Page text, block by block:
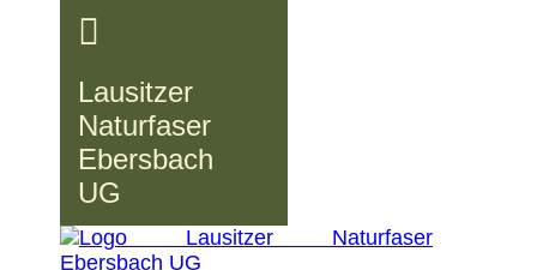
Lausitzer
Naturfaser
Ebersbach
UG